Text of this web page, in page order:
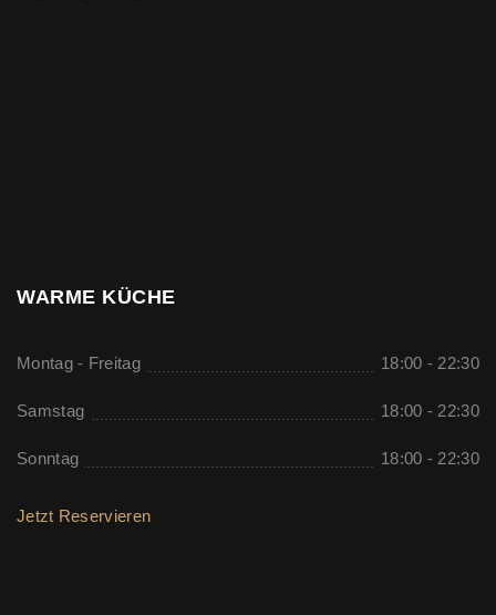
WARME KÜCHE
Montag - Freitag 18:00 - 22:30
Samstag 18:00 - 22:30
Sonntag 18:00 - 22:30
Jetzt Reservieren